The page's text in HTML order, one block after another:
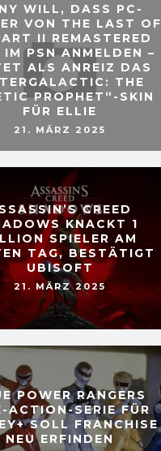
WILL, DASS PC-
VON THE LAST OF
II REMASTERED
IM PSN ANMELDEN –
ALS ANREIZ DAS
THE
PROPHET“-SKIN
FÜR ELLIE
21. MÄRZ 2025
CREED
KNACKT 1
SPIELER AM
TAG, BESTÄTIGT
UBISOFT
21. MÄRZ 2025
POWER RANGERS
ACTION-SERIE FÜR
SOLL FRANCHISE
NEU ERFINDEN